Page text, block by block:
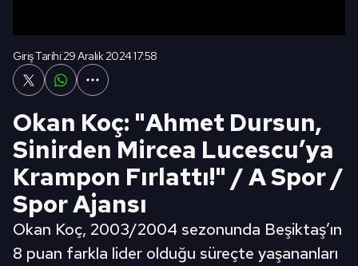
Giriş Tarihi:29 Aralık 2024 17:58
Okan Koç: "Ahmet Dursun,
Sinirden Mircea Lucescu’ya
Krampon Fırlattı!" / A Spor /
Spor Ajansı
Okan Koç, 2003/2004 sezonunda Beşiktaş’ın
8 puan farkla lider olduğu süreçte yaşananları